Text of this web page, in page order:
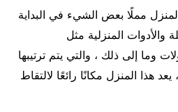
مملًا بعض الشيء في البداية
والأدوات المنزلية مثل
وما إلى ذلك ، والتي يتم ترتيبها
هذا المنزل مكانًا رائعًا لالتقاط